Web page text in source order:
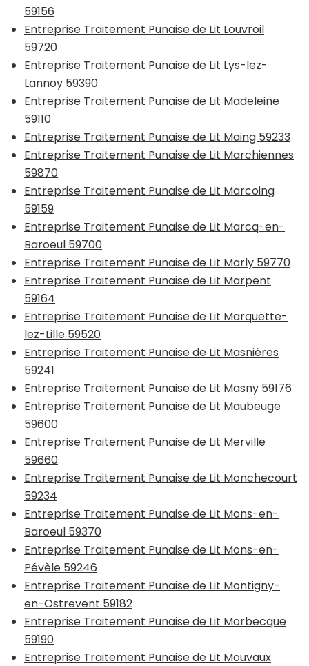
59156
Entreprise Traitement Punaise de Lit Louvroil
59720
Entreprise Traitement Punaise de Lit Lys-lez-
Lannoy 59390
Entreprise Traitement Punaise de Lit Madeleine
59110
Entreprise Traitement Punaise de Lit Maing 59233
Entreprise Traitement Punaise de Lit Marchiennes
59870
Entreprise Traitement Punaise de Lit Marcoing
59159
Entreprise Traitement Punaise de Lit Marcq-en-
Baroeul 59700
Entreprise Traitement Punaise de Lit Marly 59770
Entreprise Traitement Punaise de Lit Marpent
59164
Entreprise Traitement Punaise de Lit Marquette-
lez-Lille 59520
Entreprise Traitement Punaise de Lit Masnières
59241
Entreprise Traitement Punaise de Lit Masny 59176
Entreprise Traitement Punaise de Lit Maubeuge
59600
Entreprise Traitement Punaise de Lit Merville
59660
Entreprise Traitement Punaise de Lit Monchecourt
59234
Entreprise Traitement Punaise de Lit Mons-en-
Baroeul 59370
Entreprise Traitement Punaise de Lit Mons-en-
Pévèle 59246
Entreprise Traitement Punaise de Lit Montigny-
en-Ostrevent 59182
Entreprise Traitement Punaise de Lit Morbecque
59190
Entreprise Traitement Punaise de Lit Mouvaux